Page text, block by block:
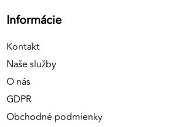
Informácie
Kontakt
Naše služby
O nás
GDPR
Obchodné podmienky